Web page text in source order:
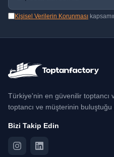
Kişisel Verilerin Korunması
Türkiye'nin en güvenilir toptancı
toptancı ve müşterinin
Bizi Takip Edin